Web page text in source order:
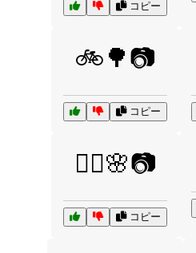
コピー
🚲🌳📷
コピー
🧘‍♀️🌸📷
コピー